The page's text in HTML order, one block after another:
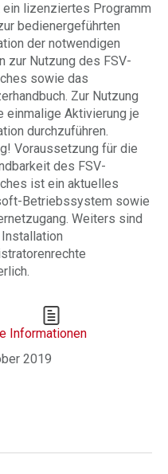
ein lizenziertes Programm
bedienergeführten
der notwendigen
zur Nutzung des FSV-
sowie das
Zur Nutzung
einmalige Aktivierung je
durchzuführen.
Voraussetzung für die
des FSV-
ist ein aktuelles
Betriebssystem sowie
Weiters sind
Informationen
2019